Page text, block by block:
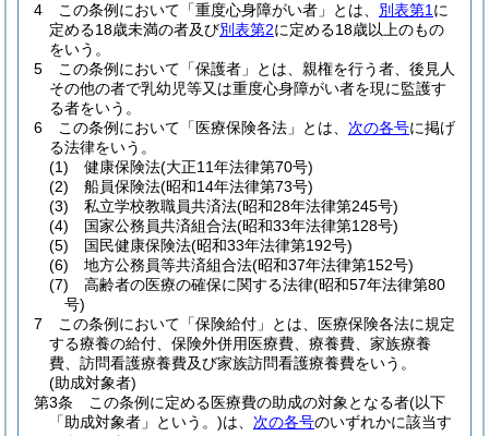
4
この条例において「重度心身障がい者」とは、 別表第1 に
定める18歳未満の者及び別表第2に定める18歳以上のもの
をいう。
5
この条例において「保護者」とは、親権を行う者、後見人
その他の者で乳幼児等又は重度心身障がい者を現に監護す
る者をいう。
6
この条例において「医療保険各法」とは、 次の各号に掲げ
る法律をいう。
(1)
健康保険法(大正11年法律第70号)
(2)
船員保険法(昭和14年法律第73号)
(3)
私立学校教職員共済法(昭和28年法律第245号)
(4)
国家公務員共済組合法(昭和33年法律第128号)
(5)
国民健康保険法(昭和33年法律第192号)
(6)
地方公務員等共済組合法(昭和37年法律第152号)
(7)
高齢者の医療の確保に関する法律(昭和57年法律第80
号)
7
この条例において「保険給付」とは、医療保険各法に規定
する療養の給付、保険外併用医療費、療養費、家族療養
費、訪問看護療養費及び家族訪問看護療養費をいう。
(助成対象者)
第3条
この条例に定める医療費の助成の対象となる者(以下
「助成対象者」という。)は、 次の各号のいずれかに該当す